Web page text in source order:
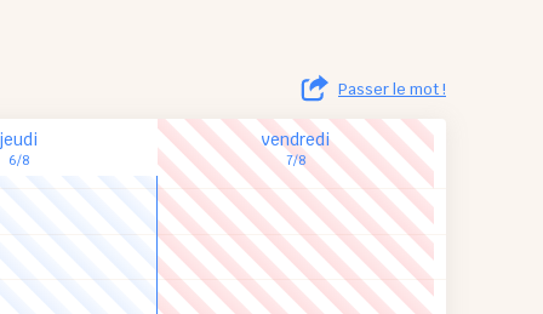
Passer le mot !
jeudi
6/8
vendredi
7/8